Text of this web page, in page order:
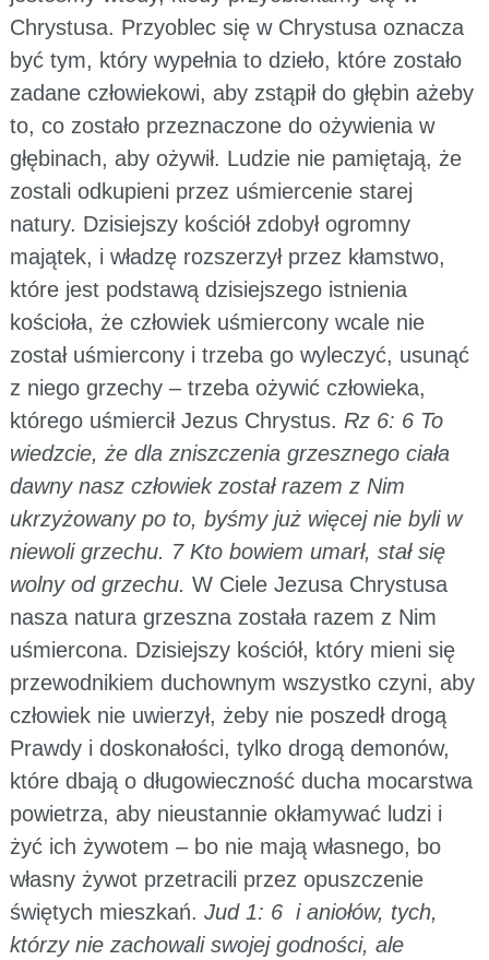
Chrystusa. Przyoblec się w Chrystusa oznacza
być tym, który wypełnia to dzieło, które zostało
zadane człowiekowi, aby zstąpił do głębin ażeby
to, co zostało przeznaczone do ożywienia w
głębinach, aby ożywił. Ludzie nie pamiętają, że
zostali odkupieni przez uśmiercenie starej
natury. Dzisiejszy kościół zdobył ogromny
majątek, i władzę rozszerzył przez kłamstwo,
które jest podstawą dzisiejszego istnienia
kościoła, że człowiek uśmiercony wcale nie
został uśmiercony i trzeba go wyleczyć, usunąć
z niego grzechy – trzeba ożywić człowieka,
którego uśmiercił Jezus Chrystus. Rz 6: 6 To
wiedzcie, że dla zniszczenia grzesznego ciała
dawny nasz człowiek został razem z Nim
ukrzyżowany po to, byśmy już więcej nie byli w
niewoli grzechu. 7 Kto bowiem umarł, stał się
wolny od grzechu. W Ciele Jezusa Chrystusa
nasza natura grzeszna została razem z Nim
uśmiercona. Dzisiejszy kościół, który mieni się
przewodnikiem duchownym wszystko czyni, aby
człowiek nie uwierzył, żeby nie poszedł drogą
Prawdy i doskonałości, tylko drogą demonów,
które dbają o długowieczność ducha mocarstwa
powietrza, aby nieustannie okłamywać ludzi i
żyć ich żywotem – bo nie mają własnego, bo
własny żywot przetracili przez opuszczenie
świętych mieszkań. Jud 1: 6 i aniołów, tych,
którzy nie zachowali swojej godności, ale